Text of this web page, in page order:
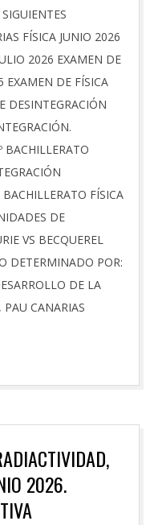
FÍSICA JUNIO 2026
2026 EXAMEN DE
EXAMEN DE FÍSICA
DESINTEGRACIÓN
BACHILLERATO
FÍSICA
DE
VS BECQUEREL
DETERMINADO POR:
DE LA
PAU CANARIAS
2026.